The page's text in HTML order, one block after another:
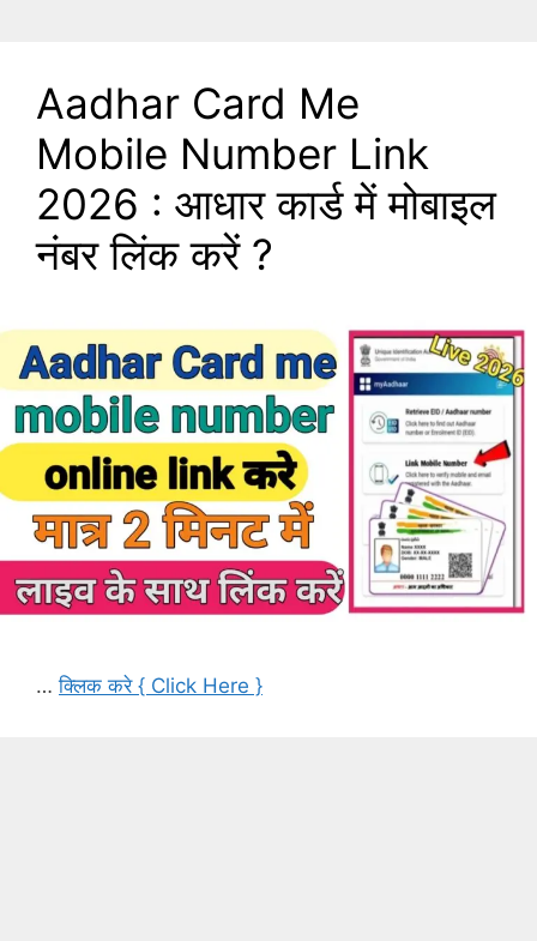
Aadhar Card Me
Mobile Number Link
2026 : आधार कार्ड में मोबाइल
नंबर लिंक करें ?
…क्लिक करे { Click Here }